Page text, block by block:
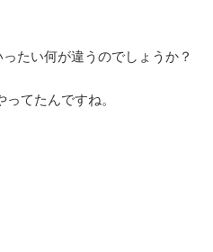
たい何が違うのでしょうか？
てたんですね。